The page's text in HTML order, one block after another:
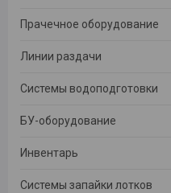
Прачечное оборудование
Линии раздачи
Системы водоподготовки
БУ-оборудование
Инвентарь
Системы запайки лотков